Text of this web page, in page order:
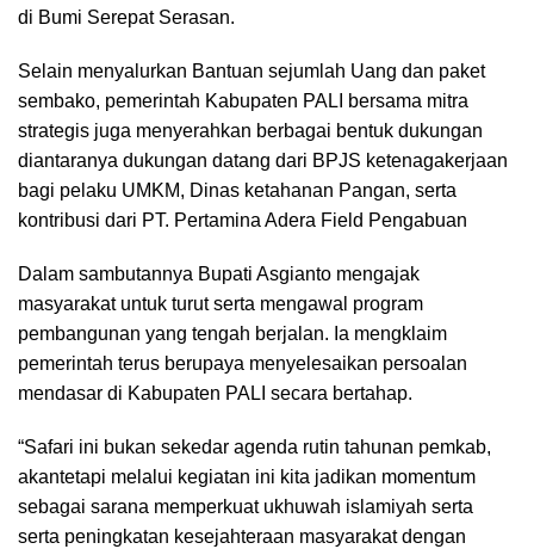
di Bumi Serepat Serasan.
Selain menyalurkan Bantuan sejumlah Uang dan paket
sembako, pemerintah Kabupaten PALI bersama mitra
strategis juga menyerahkan berbagai bentuk dukungan
diantaranya dukungan datang dari BPJS ketenagakerjaan
bagi pelaku UMKM, Dinas ketahanan Pangan, serta
kontribusi dari PT. Pertamina Adera Field Pengabuan
Dalam sambutannya Bupati Asgianto mengajak
masyarakat untuk turut serta mengawal program
pembangunan yang tengah berjalan. Ia mengklaim
pemerintah terus berupaya menyelesaikan persoalan
mendasar di Kabupaten PALI secara bertahap.
“Safari ini bukan sekedar agenda rutin tahunan pemkab,
akantetapi melalui kegiatan ini kita jadikan momentum
sebagai sarana memperkuat ukhuwah islamiyah serta
serta peningkatan kesejahteraan masyarakat dengan